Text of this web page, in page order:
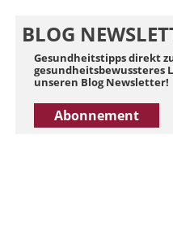
BLOG
Gesundheitstipps direkt
gesundheitsbewussteres
unseren Blog Newsletter!
Abonnement